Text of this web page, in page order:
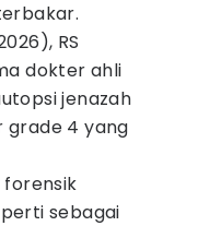
RS
dokter ahli
jenazah
grade 4 yang
sebagai